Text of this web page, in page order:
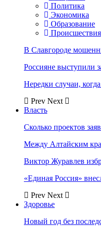
Политика
Экономика
Образование
Происшествия
В Славгороде
Россияне выступили
Нередки случаи,
Prev Next
Власть
Сколько проектов
Между Алтайским
Виктор Журавлев
«Единая Россия»
Prev Next
Здоровье
Новый год без